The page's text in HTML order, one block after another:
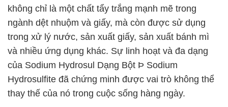
không chỉ là một chất tẩy trắng mạnh mẽ trong
ngành dệt nhuộm và giấy, mà còn được sử dụng
trong xử lý nước, sản xuất giấy, sản xuất bánh mì
và nhiều ứng dụng khác. Sự linh hoạt và đa dạng
của Sodium Hydrosul Dạng Bột Þ Sodium
Hydrosulfite đã chứng minh được vai trò không thể
thay thế của nó trong cuộc sống hàng ngày.